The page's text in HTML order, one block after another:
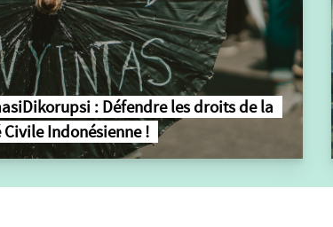
: Défendre les droits de la
Civile Indonésienne !